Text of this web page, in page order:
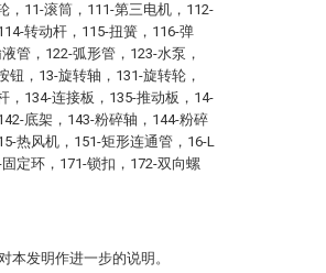
，11-滚筒，111-第三电机，112-
转动杆，115-扭簧，116-弹
管，122-弧形管，123-水泵，
钮，13-旋转轴，131-旋转轮，
，134-连接板，135-推动板，14-
底架，143-粉碎轴，144-粉碎
热风机，151-矩形连通管，16-L
定环，171-锁扣，172-双向螺
本发明作进一步的说明。